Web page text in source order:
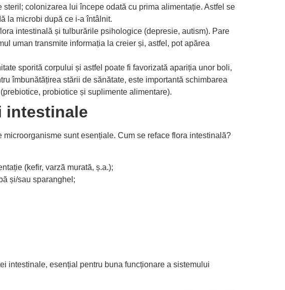
colonizarea lui începe odată cu prima alimentație. Astfel se
la microbi după ce i-a întâlnit.
intestinală și tulburările psihologice (depresie, autism). Pare
uman transmite informația la creier și, astfel, pot apărea
sporită corpului și astfel poate fi favorizată apariția unor boli,
îmbunătățirea stării de sănătate, este importantă schimbarea
probiotice și suplimente alimentare).
intestinale
sunt esențiale. Cum se reface flora intestinală?
(kefir, varză murată, ș.a.);
și/sau sparanghel;
intestinale, esențial pentru buna funcționare a sistemului